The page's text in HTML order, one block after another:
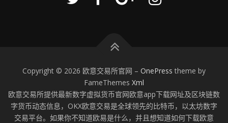
Copyright © 2026 欧意交易所官网 – OnePress theme by
FameThemes Xml
欧意交易所提供最新数字虚拟货币官网欧意app下载网址及区块链数
字货币动态信息，OKX欧意交易是全球领先的比特币，以太坊数字
交易平台。如果你不知道欧易是什么，并且想知道如何下载欧意